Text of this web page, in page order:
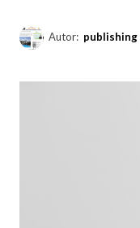
Autor: publishing